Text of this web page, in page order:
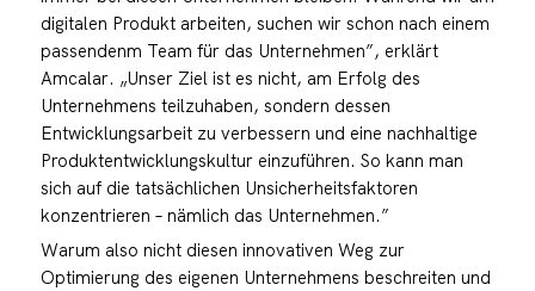
digitalen Produkt arbeiten, suchen wir schon nach einem
passendenm Team für das Unternehmen”, erklärt
Amcalar. „Unser Ziel ist es nicht, am Erfolg des
Unternehmens teilzuhaben, sondern dessen
Entwicklungsarbeit zu verbessern und eine nachhaltige
Produktentwicklungskultur einzuführen. So kann man
sich auf die tatsächlichen Unsicherheitsfaktoren
konzentrieren – nämlich das Unternehmen.”
Warum also nicht diesen innovativen Weg zur
Optimierung des eigenen Unternehmens beschreiten und